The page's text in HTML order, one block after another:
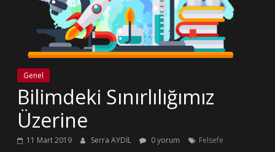
Genel
Bilimdeki Sınırlılığımız
Üzerine
11 Mart 2019 Serra AYDİL 0 yorum Felsefe